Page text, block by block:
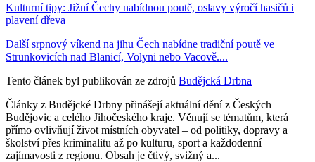
Kulturní tipy: Jižní Čechy nabídnou poutě, oslavy výročí hasičů i
plavení dřeva
Další srpnový víkend na jihu Čech nabídne tradiční poutě ve
Strunkovicích nad Blanicí, Volyni nebo Vacově....
Tento článek byl publikován ze zdrojů Budějcká Drbna
Články z Budějcké Drbny přinášejí aktuální dění z Českých
Budějovic a celého Jihočeského kraje. Věnují se tématům, která
přímo ovlivňují život místních obyvatel – od politiky, dopravy a
školství přes kriminalitu až po kulturu, sport a každodenní
zajímavosti z regionu. Obsah je čtivý, svižný a...